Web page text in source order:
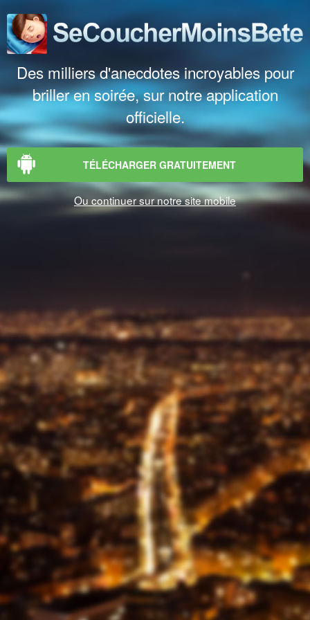
Des milliers d'anecdotes incroyables pour
briller en soirée, sur notre application
officielle.
TÉLÉCHARGER GRATUITEMENT
Ou continuer sur notre site mobile